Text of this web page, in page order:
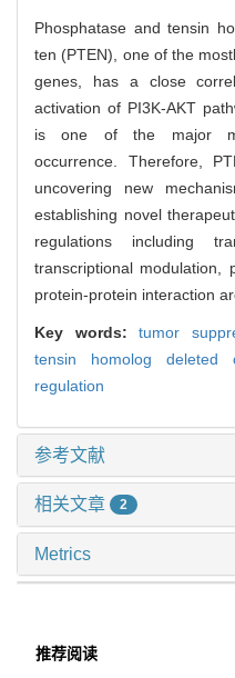
Phosphatase and tensin
ten (PTEN), one of the
genes, has a close
activation of PI3K-AKT
is one of the major
occurrence. Therefore,
uncovering new
establishing novel
regulations including
transcriptional modulation,
protein-protein interaction
Key words: tumor
tensin homolog deleted
regulation
参考文献
相关文章 2
Metrics
推荐阅读